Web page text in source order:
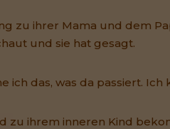
zu ihrer Mama und dem
und sie hat gesagt.
ich das, was da passiert. Ich
zu ihrem inneren Kind